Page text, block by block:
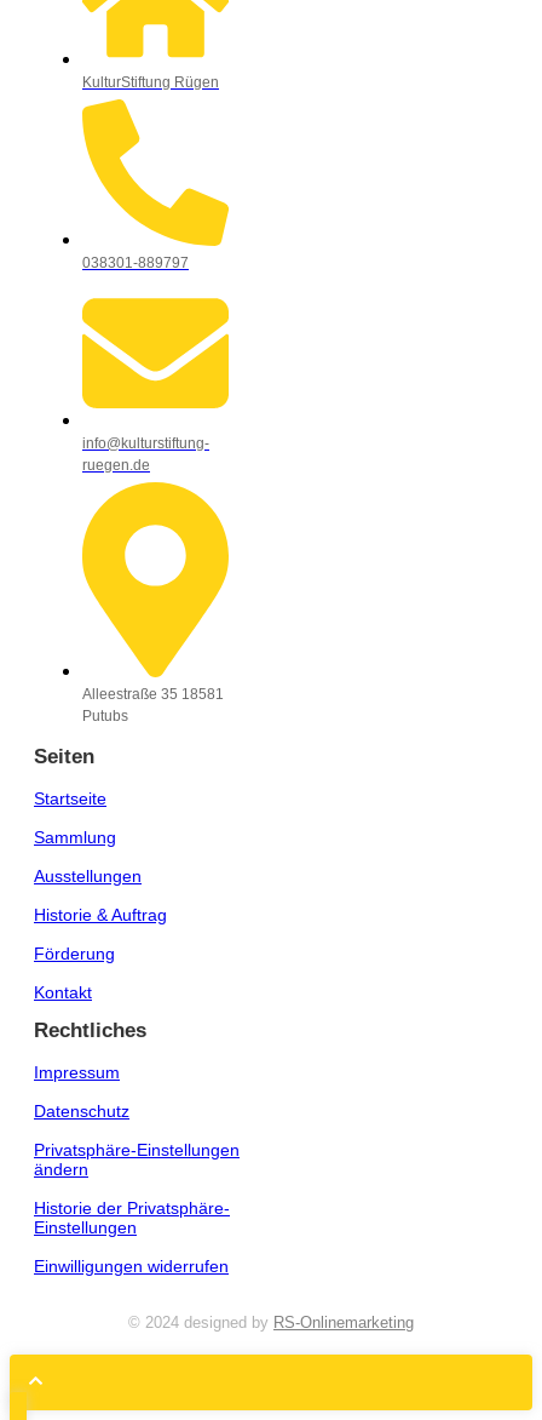
KulturStiftung Rügen
038301-889797
info@kulturstiftung-
ruegen.de
Alleestraße 35 18581
Putubs
Seiten
Startseite
Sammlung
Ausstellungen
Historie & Auftrag
Förderung
Kontakt
Rechtliches
Impressum
Datenschutz
Privatsphäre-Einstellungen
ändern
Historie der Privatsphäre-
Einstellungen
Einwilligungen widerrufen
© 2024 designed by RS-Onlinemarketing